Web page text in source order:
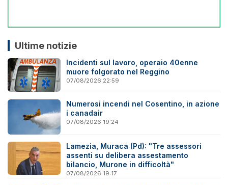
Ultime notizie
Incidenti sul lavoro, operaio 40enne
muore folgorato nel Reggino
07/08/2026 22:59
Numerosi incendi nel Cosentino, in azione
i canadair
07/08/2026 19:24
Lamezia, Muraca (Pd): "Tre assessori
assenti su delibera assestamento
bilancio, Murone in difficoltà"
07/08/2026 19:17